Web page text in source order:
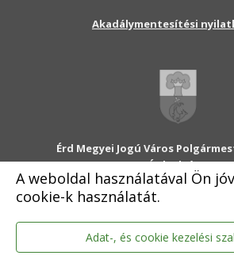
A weboldal használatával Ön
cookie-k használatát.
Adat-, és cookie kezelési
Érd Megyei Jogú Város
2030 Érd, Alsó utca 1.
Levélcím: 2031 Érd, Pf.:
E-mail:
Telefonközpont:06-23-
Ügyfélszolgálat:06-23-
Hivatali Kapu: ERDPH
Akadálymentesítési